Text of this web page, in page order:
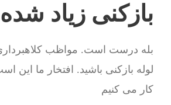
بازکنی زیاد
بله درست است. مواظب
لوله بازکنی باشید. افتخار ما این
کار می کنیم